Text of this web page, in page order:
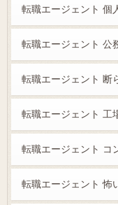
転職エージェント 個
転職エージェント 公
転職エージェント 断
転職エージェント 工
転職エージェント コ
転職エージェント 怖